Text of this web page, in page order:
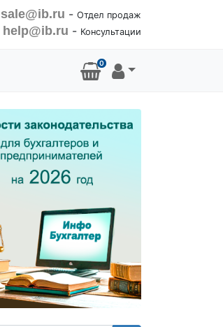
sale@ib.ru - Отдел продаж
help@ib.ru - Консультации
0